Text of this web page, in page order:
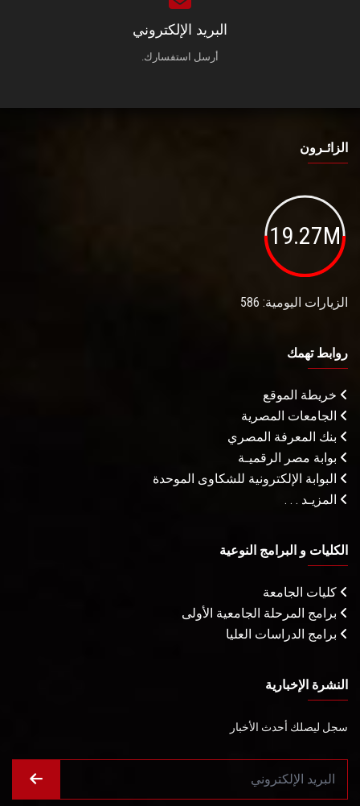
البريد الإلكتروني
أرسل استفسارك.
الزائـرون
19.27M
الزيارات اليومية: 586
روابط تهمك
خريطة الموقع
الجامعات المصرية
بنك المعرفة المصري
بوابة مصر الرقميـة
البوابة الإلكترونية للشكاوى الموحدة
المزيـد . . .
الكليات و البرامج النوعية
كليات الجامعة
برامج المرحلة الجامعية الأولى
برامج الدراسات العليا
النشرة الإخبارية
سجل ليصلك أحدث الأخبار